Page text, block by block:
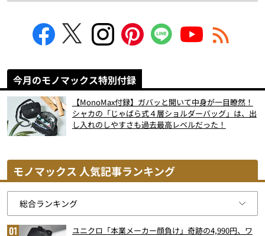
今月のモノマックス特別付録
【MonoMax付録】ガバッと開いて中身が一目瞭然！
シャカの「じゃばら式４層ショルダーバッグ」は、出
し入れのしやすさも過去最高レベルだった！
モノマックス 人気記事ランキング
ユニクロ「本業メーカー顔負け」奇跡の4,990円、ワ